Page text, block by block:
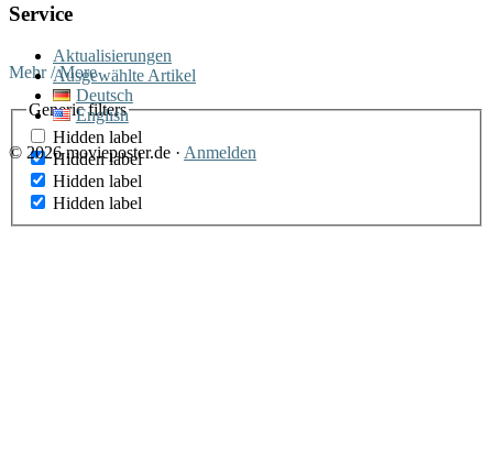
Mehr / More
Generic filters
Hidden label
Hidden label
Hidden label
Hidden label
Service
Aktualisierungen
Ausgewählte Artikel
Deutsch
English
© 2026 movieposter.de · Anmelden